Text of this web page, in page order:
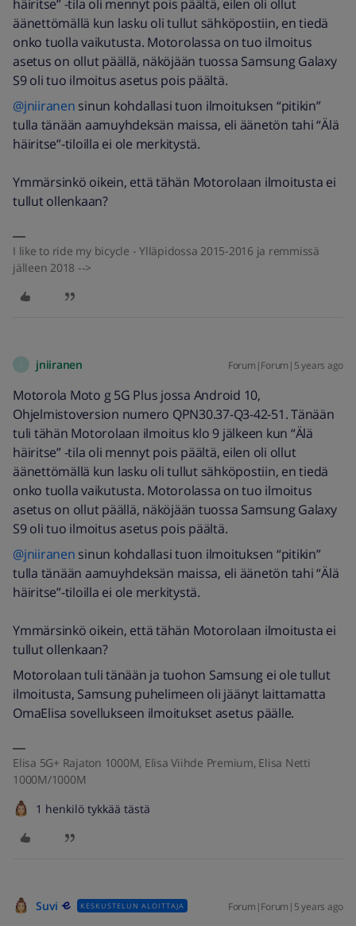
häiritse” -tila oli mennyt pois päältä, eilen oli ollut
äänettömällä kun lasku oli tullut sähköpostiin, en tiedä
onko tuolla vaikutusta. Motorolassa on tuo ilmoitus
asetus on ollut päällä, näköjään tuossa Samsung Galaxy
S9 oli tuo ilmoitus asetus pois päältä.
@jniiranen sinun kohdallasi tuon ilmoituksen “pitikin”
tulla tänään aamuyhdeksän maissa, eli äänetön tahi “Älä
häiritse”-tiloilla ei ole merkitystä.
Ymmärsinkö oikein, että tähän Motorolaan ilmoitusta ei
tullut ollenkaan?
I like to ride my bicycle - Ylläpidossa 2015-2016 ja remmissä
jälleen 2018 -->
jniiranen Forum|Forum|5 years ago
Motorola Moto g 5G Plus jossa Android 10,
Ohjelmistoversion numero QPN30.37-Q3-42-51. Tänään
tuli tähän Motorolaan ilmoitus klo 9 jälkeen kun “Älä
häiritse” -tila oli mennyt pois päältä, eilen oli ollut
äänettömällä kun lasku oli tullut sähköpostiin, en tiedä
onko tuolla vaikutusta. Motorolassa on tuo ilmoitus
asetus on ollut päällä, näköjään tuossa Samsung Galaxy
S9 oli tuo ilmoitus asetus pois päältä.
@jniiranen sinun kohdallasi tuon ilmoituksen “pitikin”
tulla tänään aamuyhdeksän maissa, eli äänetön tahi “Älä
häiritse”-tiloilla ei ole merkitystä.
Ymmärsinkö oikein, että tähän Motorolaan ilmoitusta ei
tullut ollenkaan?
Motorolaan tuli tänään ja tuohon Samsung ei ole tullut
ilmoitusta, Samsung puhelimeen oli jäänyt laittamatta
OmaElisa sovellukseen ilmoitukset asetus päälle.
Elisa 5G+ Rajaton 1000M, Elisa Viihde Premium, Elisa Netti
1000M/1000M
1 henkilö tykkää tästä
Suvi KESKUSTELUN ALOITTAJA Forum|Forum|5 years ago